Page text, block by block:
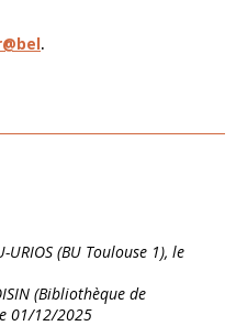
.
URIOS (BU Toulouse 1), le
(Bibliothèque de
01/12/2025